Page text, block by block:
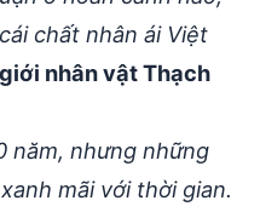
chất nhân ái Việt
nhân vật Thạch
năm, nhưng những
mãi với thời gian.